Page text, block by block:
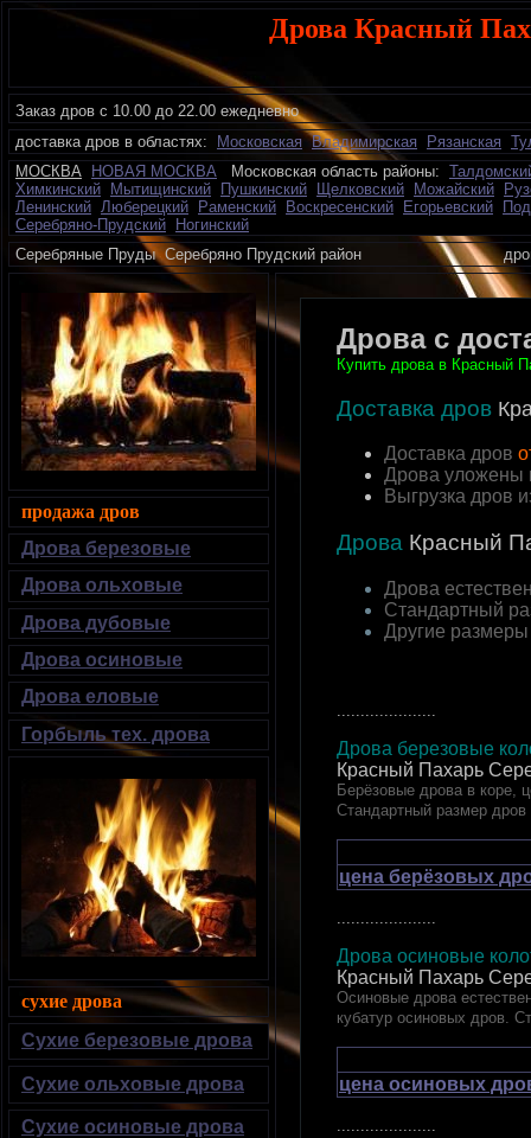
Дрова Красный
Заказ дров с 10.00 до 22.00 ежедневно
доставка дров в областях:
Московская Владимирская Рязанская
МОСКВА
НОВАЯ МОСКВА Московская область районы:
Химкинский
Мытищинский Пушкинский Щелковский Можайский
Ленинский Люберецкий Раменский Воскресенский Егорьевский
Серебряно-Прудский
Ногинский
Серебряные Пруды Серебряно Прудский район
Дрова с
Купить дрова в Красный
Доставка дров
Доставка дров
Дрова уложены
Выгрузка дров
Дрова Красный
Дрова
Стандартный
Другие размеры
Дрова березовые
Красный Пахарь
Берёзовые дрова в коре,
Стандартный размер дров
цена берёзовых
Дрова осиновые
Красный Пахарь
Осиновые дрова
кубатур осиновых дров.
цена осиновых
продажа дров
Дрова березовые
Дрова ольховые
Дрова дубовые
Дрова осиновые
Дрова еловые
Горбыль тех. дрова
сухие дрова
Сухие березовые дрова
Сухие ольховые дрова
Сухие осиновые дрова